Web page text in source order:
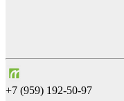
+7 (959) 192-50-97